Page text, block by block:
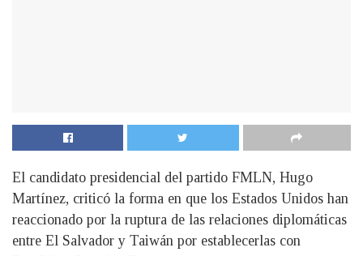
El candidato presidencial del partido FMLN, Hugo
Martínez, criticó la forma en que los Estados Unidos han
reaccionado por la ruptura de las relaciones diplomáticas
entre El Salvador y Taiwán por establecerlas con